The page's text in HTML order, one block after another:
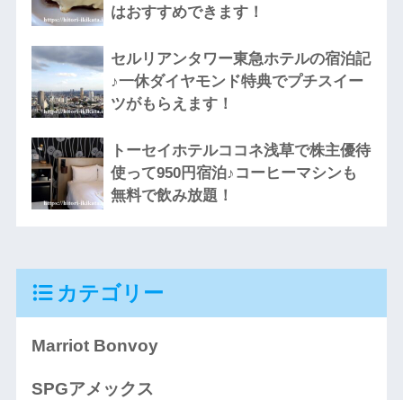
はおすすめできます！
セルリアンタワー東急ホテルの宿泊記
♪一休ダイヤモンド特典でプチスイー
ツがもらえます！
トーセイホテルココネ浅草で株主優待
使って950円宿泊♪コーヒーマシンも
無料で飲み放題！
カテゴリー
Marriot Bonvoy
SPGアメックス